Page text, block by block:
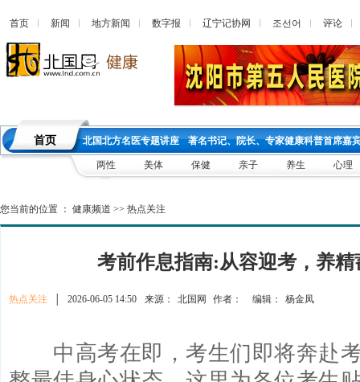
首页 新闻 地方新闻 数字报 辽宁记协网 조선어 评论
首页 北国北方名医专题讲座 著名书记、院长、专家健康科普首席嘉
两性 美体 保健 亲子 养生 心理
您当前的位置 ： 健康频道 >> 热点关注
考前作息指南:从容迎考，养精
热点关注 2026-06-05 14:50 来源： 北国网 作者： 编辑： 杨金凤
中高考在即，考生们即将奔赴考